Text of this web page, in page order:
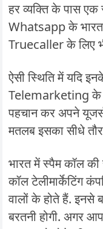
हर व्यक्ति के पास
Whatsapp के भारत
Truecaller के लिए
ऐसी स्थिति में यदि
Telemarketing के
पहचान कर अपने
मतलब इसका सीधे तौर
भारत में स्पैम कॉल
कॉल टेलीमार्केटिंग
वालों के होते हैं. इनसे
बरतनी होगी. अगर